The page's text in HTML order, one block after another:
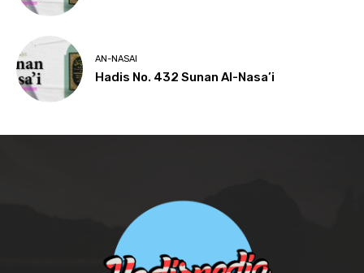
AN-NASAI
Hadis No. 432 Sunan Al-Nasa’i